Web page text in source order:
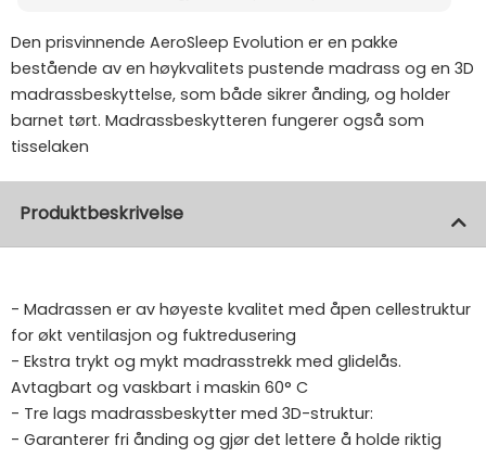
Den prisvinnende AeroSleep Evolution er en pakke
bestående av en høykvalitets pustende madrass og en 3D
madrassbeskyttelse, som både sikrer ånding, og holder
barnet tørt. Madrassbeskytteren fungerer også som
tisselaken
Produktbeskrivelse
- Madrassen er av høyeste kvalitet med åpen cellestruktur
for økt ventilasjon og fuktredusering
- Ekstra trykt og mykt madrasstrekk med glidelås.
Avtagbart og vaskbart i maskin 60° C
- Tre lags madrassbeskytter med 3D-struktur:
- Garanterer fri ånding og gjør det lettere å holde riktig